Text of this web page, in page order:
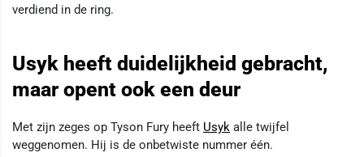
verdiend in de ring.
Usyk heeft duidelijkheid gebracht,
maar opent ook een deur
Met zijn zeges op Tyson Fury heeft Usyk alle twijfel
weggenomen. Hij is de onbetwiste nummer één.